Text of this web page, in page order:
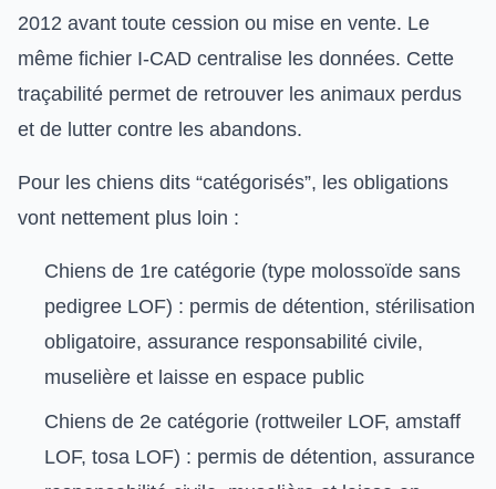
2012 avant toute cession ou mise en vente. Le
même fichier I-CAD centralise les données. Cette
traçabilité permet de retrouver les animaux perdus
et de lutter contre les abandons.
Pour les chiens dits “catégorisés”, les obligations
vont nettement plus loin :
Chiens de 1re catégorie (type molossoïde sans
pedigree LOF) : permis de détention, stérilisation
obligatoire, assurance responsabilité civile,
muselière et laisse en espace public
Chiens de 2e catégorie (rottweiler LOF, amstaff
LOF, tosa LOF) : permis de détention, assurance